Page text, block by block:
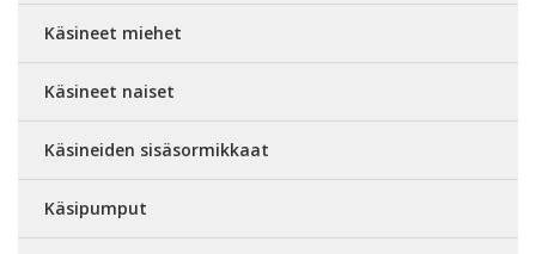
Käsineet miehet
Käsineet naiset
Käsineiden sisäsormikkaat
Käsipumput